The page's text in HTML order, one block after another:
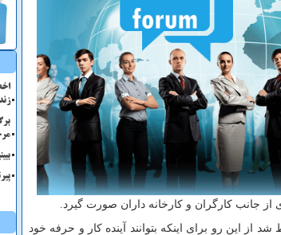
از جانب کارگران و کارخانه داران صورت گیرد.
این شرایط شد از این رو برای اینکه بتوانند آینده کار و حرفه خود